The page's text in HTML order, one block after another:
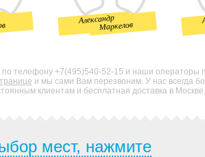
Александр
Маркелов
по телефону +7(495)540-52-15 и наши
и мы сами Вам перезвоним. У нас всегда
клиентам и бесплатная доставка в
мест, нажмите